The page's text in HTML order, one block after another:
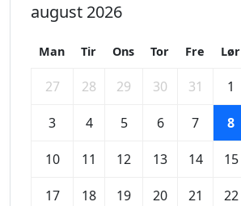
august 2026
Man Tir Ons Tor Fre Lør
27 28 29 30 31 1
3 4 5 6 7 8
10 11 12 13 14 15
17 18 19 20 21 22